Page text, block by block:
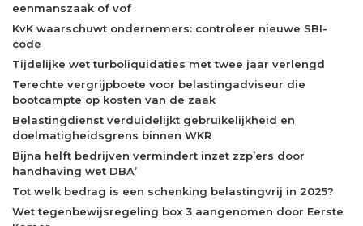
eenmanszaak of vof
KvK waarschuwt ondernemers: controleer nieuwe SBI-
code
Tijdelijke wet turboliquidaties met twee jaar verlengd
Terechte vergrijpboete voor belastingadviseur die
bootcampte op kosten van de zaak
Belastingdienst verduidelijkt gebruikelijkheid en
doelmatigheidsgrens binnen WKR
Bijna helft bedrijven vermindert inzet zzp’ers door
handhaving wet DBA’
Tot welk bedrag is een schenking belastingvrij in 2025?
Wet tegenbewijsregeling box 3 aangenomen door Eerste